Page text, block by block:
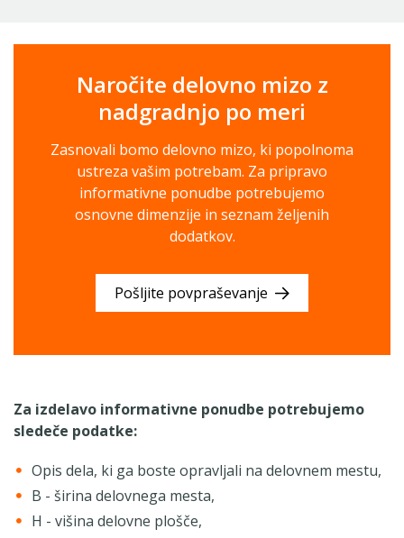
Naročite delovno mizo z
nadgradnjo po meri
Zasnovali bomo delovno mizo, ki popolnoma
ustreza vašim potrebam. Za pripravo
informativne ponudbe potrebujemo
osnovne dimenzije in seznam željenih
dodatkov.
Pošljite povpraševanje
Za izdelavo informativne ponudbe potrebujemo
sledeče podatke:
Opis dela, ki ga boste opravljali na delovnem mestu,
B - širina delovnega mesta,
H - višina delovne plošče,